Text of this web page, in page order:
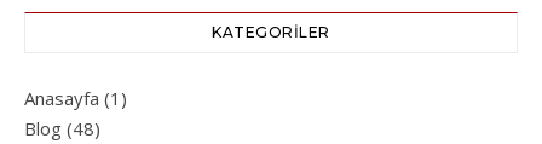
KATEGORILER
Anasayfa (1)
Blog (48)